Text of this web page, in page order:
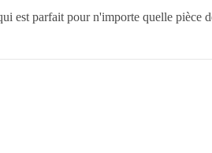
est parfait pour n'importe quelle pièce